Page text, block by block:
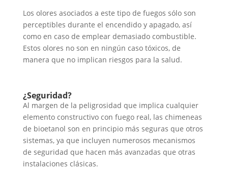
Los olores asociados a este tipo de fuegos sólo son
perceptibles durante el encendido y apagado, así
como en caso de emplear demasiado combustible.
Estos olores no son en ningún caso tóxicos, de
manera que no implican riesgos para la salud.
¿Seguridad?
Al margen de la peligrosidad que implica cualquier
elemento constructivo con fuego real, las chimeneas
de bioetanol son en principio más seguras que otros
sistemas, ya que incluyen numerosos mecanismos
de seguridad que hacen más avanzadas que otras
instalaciones clásicas.